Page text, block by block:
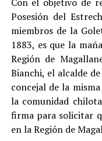
Indemnización a
por ocultamiento
En el ámbito civil, el
enseptiembre de
Pedro Montecinos a
$120 millonespor
$80 millones
Posesión del
miembros de la
1883, es que la
Región de
Bianchi, el alcalde
concejal de la
la comunidad
firma para solicitar
en la Región de